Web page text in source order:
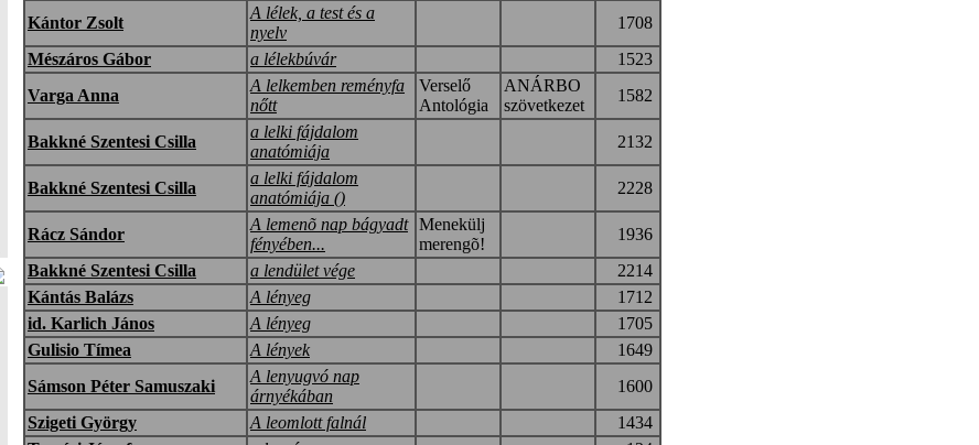
Kántor Zsolt
A lélek, a test és a
nyelv
1708
Mészáros Gábor
a lélekbúvár
1523
Varga Anna
A lelkemben reményfa
nőtt
Verselő
Antológia
ANÁRBO
szövetkezet
1582
Bakkné Szentesi Csilla
a lelki fájdalom
anatómiája
2132
Bakkné Szentesi Csilla
a lelki fájdalom
anatómiája ()
2228
Rácz Sándor
A lemenõ nap bágyadt
fényében...
Menekülj
merengõ!
1936
Bakkné Szentesi Csilla
a lendület vége
2214
Kántás Balázs
A lényeg
1712
id. Karlich János
A lényeg
1705
Gulisio Tímea
A lények
1649
Sámson Péter Samuszaki
A lenyugvó nap
árnyékában
1600
Szigeti György
A leomlott falnál
1434